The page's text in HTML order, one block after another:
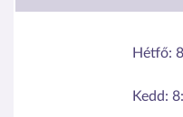
Hétfő:
Kedd: